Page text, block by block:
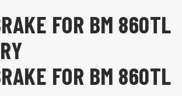
FOR BM 860TL
FOR BM 860TL